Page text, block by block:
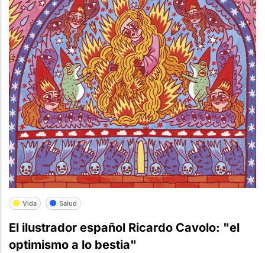
Vida Salud
El ilustrador español Ricardo Cavolo: "el
optimismo a lo bestia"